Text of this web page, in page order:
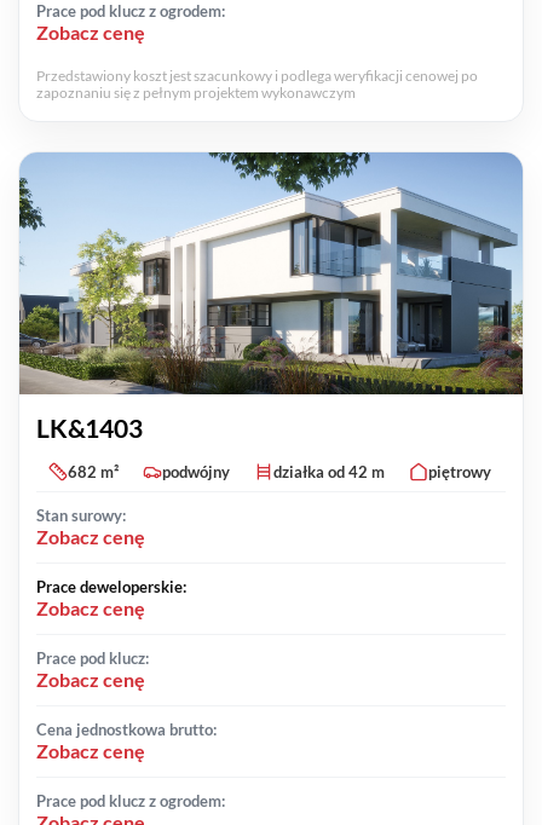
Prace pod klucz z ogrodem:
Zobacz cenę
Przedstawiony koszt jest szacunkowy i podlega weryfikacji cenowej po
zapoznaniu się z pełnym projektem wykonawczym
LK&1403
682 m² podwójny działka od 42 m piętrowy
Stan surowy:
Zobacz cenę
Prace deweloperskie:
Zobacz cenę
Prace pod klucz:
Zobacz cenę
Cena jednostkowa brutto:
Zobacz cenę
Prace pod klucz z ogrodem: